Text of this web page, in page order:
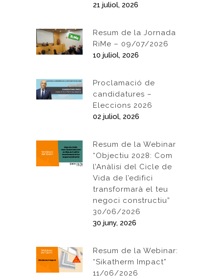
21 juliol, 2026
Resum de la Jornada
RiMe – 09/07/2026
10 juliol, 2026
Proclamació de
candidatures –
Eleccions 2026
02 juliol, 2026
Resum de la Webinar
“Objectiu 2028: Com
l’Anàlisi del Cicle de
Vida de l’edifici
transformarà el teu
negoci constructiu”
30/06/2026
30 juny, 2026
Resum de la Webinar:
“Sikatherm Impact”
11/06/2026